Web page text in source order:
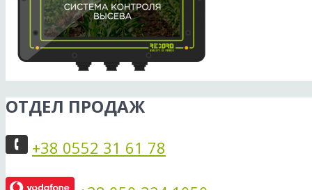
ОТДЕЛ ПРОДАЖ
+38 0552 31 61 78